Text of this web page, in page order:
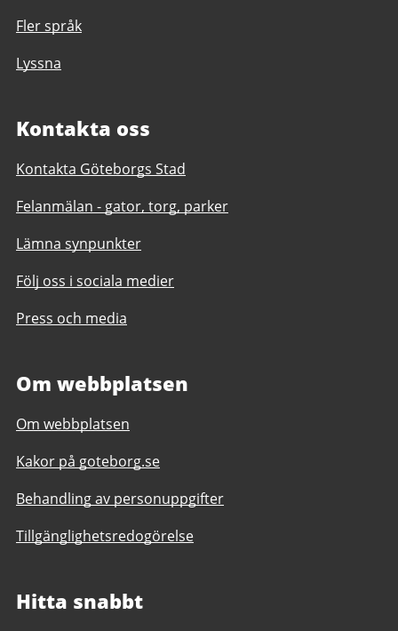
Fler språk
Lyssna
Kontakta oss
Kontakta Göteborgs Stad
Felanmälan - gator, torg, parker
Lämna synpunkter
Följ oss i sociala medier
Press och media
Om webbplatsen
Om webbplatsen
Kakor på goteborg.se
Behandling av personuppgifter
Tillgänglighetsredogörelse
Hitta snabbt